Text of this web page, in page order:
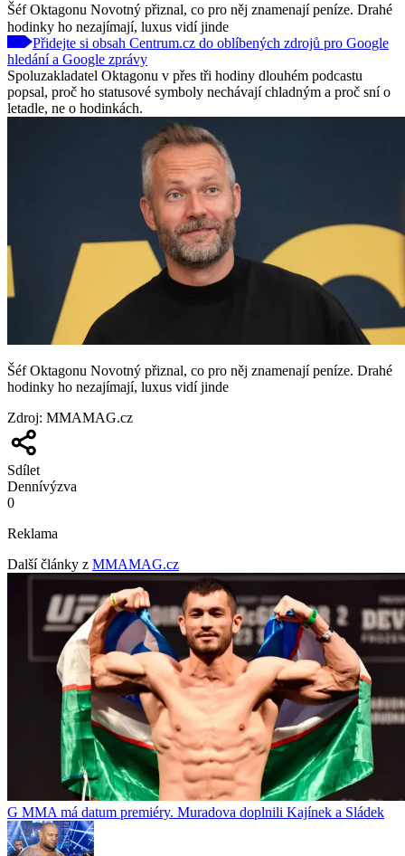
Šéf Oktagonu Novotný přiznal, co pro něj znamenají peníze. Drahé
hodinky ho nezajímají, luxus vidí jinde
Přidejte si obsah Centrum.cz do oblíbených zdrojů pro Google
hledání a Google zprávy
Spoluzakladatel Oktagonu v přes tři hodiny dlouhém podcastu
popsal, proč ho statusové symboly nechávají chladným a proč sní o
letadle, ne o hodinkách.
Šéf Oktagonu Novotný přiznal, co pro něj znamenají peníze. Drahé
hodinky ho nezajímají, luxus vidí jinde
Zdroj: MMAMAG.cz
Sdílet
Dennívýzva
0
Reklama
Další články z MMAMAG.cz
G MMA má datum premiéry. Muradova doplnili Kajínek a Sládek